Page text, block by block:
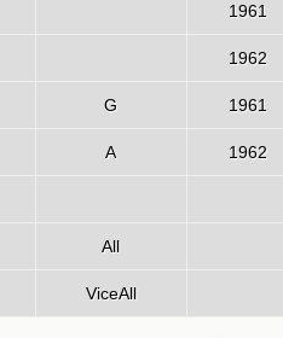
1961
1962
G 1961
A 1962
All
ViceAll